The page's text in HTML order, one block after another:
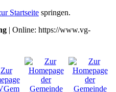
Startseite springen.
| Online: https://www.vg-